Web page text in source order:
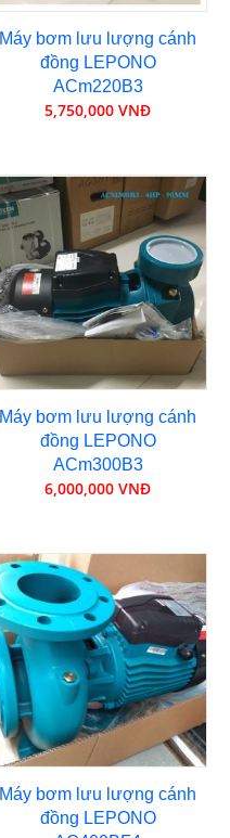
Máy bơm lưu lượng cánh
đồng LEPONO
ACm220B3
5,750,000 VNĐ
Máy bơm lưu lượng cánh
đồng LEPONO
ACm300B3
6,000,000 VNĐ
Máy bơm lưu lượng cánh
đồng LEPONO